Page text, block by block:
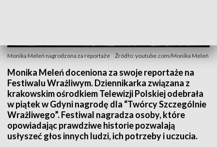
Monika Meleń nagrodzona za reportaże Źródło: youtube.com/Monika Meleń
Monika Meleń doceniona za swoje reportaże na
Festiwalu Wrażliwym. Dziennikarka związana z
krakowskim ośrodkiem Telewizji Polskiej odebrała
w piątek w Gdyni nagrodę dla “Twórcy Szczególnie
Wrażliwego”. Festiwal nagradza osoby, które
opowiadając prawdziwe historie pozwalają
usłyszeć głos innych ludzi, ich potrzeby i uczucia.